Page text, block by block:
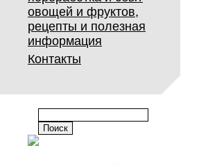
овощей и фруктов,
рецепты и полезная
информация
Контакты